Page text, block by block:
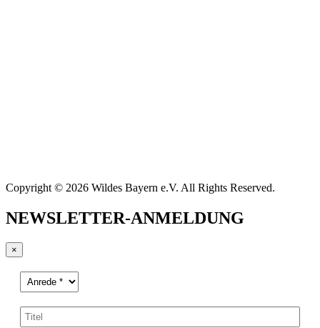
Copyright © 2026 Wildes Bayern e.V. All Rights Reserved.
NEWSLETTER-ANMELDUNG
×